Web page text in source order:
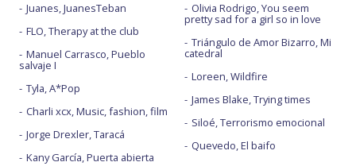
Juanes, JuanesTeban
FLO, Therapy at the club
Manuel Carrasco, Pueblo
salvaje I
Tyla, A*Pop
Charli xcx, Music, fashion, film
Jorge Drexler, Taracá
Kany García, Puerta abierta
Olivia Rodrigo, You seem
pretty sad for a girl so in love
Triángulo de Amor Bizarro, Mi
catedral
Loreen, Wildfire
James Blake, Trying times
Siloé, Terrorismo emocional
Quevedo, El baifo